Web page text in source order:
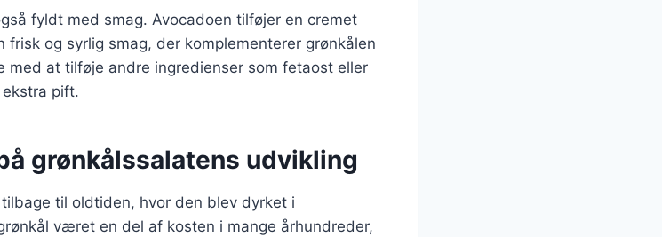
fyldt med smag. Avocadoen tilføjer en cremet
frisk og syrlig smag, der komplementerer grønkålen
med at tilføje andre ingredienser som fetaost eller
pift.
grønkålssalatens udvikling
til oldtiden, hvor den blev dyrket i
været en del af kosten i mange århundreder,